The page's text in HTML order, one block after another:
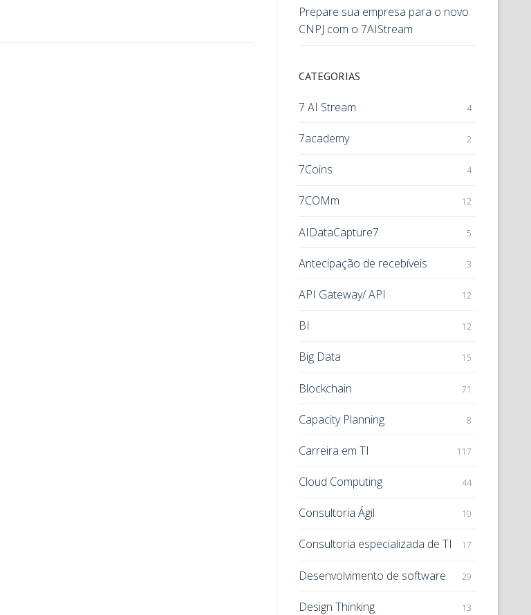
Prepare sua empresa para o novo
CNPJ com o 7AIStream
CATEGORIAS
7 AI Stream 4
7academy 2
7Coins 4
7COMm 12
AIDataCapture7 5
Antecipação de recebíveis 3
API Gateway/ API 12
BI 12
Big Data 15
Blockchain 71
Capacity Planning 8
Carreira em TI 117
Cloud Computing 44
Consultoria Ágil 10
Consultoria especializada de TI 17
Desenvolvimento de software 29
Design Thinking 13